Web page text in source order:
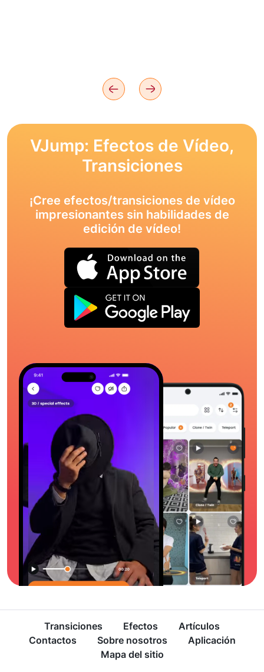
VJump: Efectos de Vídeo,
Transiciones
¡Cree efectos/transiciones de vídeo
impresionantes sin habilidades de
edición de vídeo!
Transiciones Efectos
Artículos
Contactos
Sobre nosotros
Aplicación
Mapa del sitio